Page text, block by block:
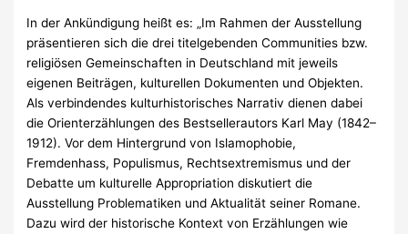
In der Ankündigung heißt es: „Im Rahmen der Ausstellung
präsentieren sich die drei titelgebenden Communities bzw.
religiösen Gemeinschaften in Deutschland mit jeweils
eigenen Beiträgen, kulturellen Dokumenten und Objekten.
Als verbindendes kulturhistorisches Narrativ dienen dabei
die Orienterzählungen des Bestsellerautors Karl May (1842–
1912). Vor dem Hintergrund von Islamophobie,
Fremdenhass, Populismus, Rechtsextremismus und der
Debatte um kulturelle Appropriation diskutiert die
Ausstellung Problematiken und Aktualität seiner Romane.
Dazu wird der historische Kontext von Erzählungen wie